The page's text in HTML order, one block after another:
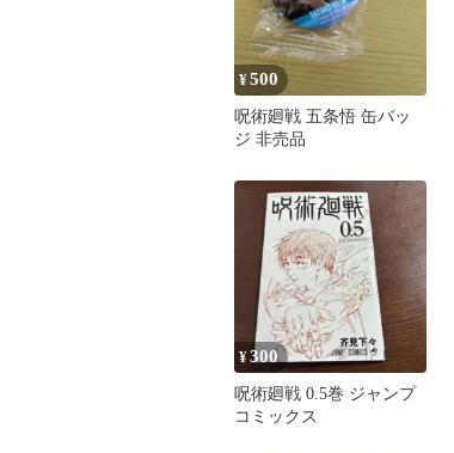
¥500
呪術廻戦 五条悟 缶バッ
ジ 非売品
¥300
呪術廻戦 0.5巻 ジャンプ
コミックス